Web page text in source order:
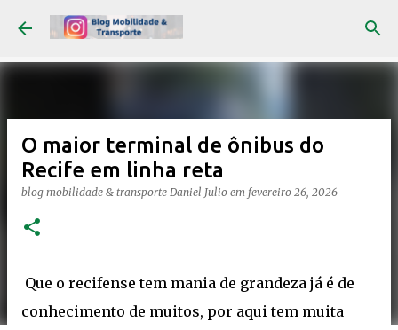
Pular para o conteúdo principal
O maior terminal de ônibus do
Recife em linha reta
blog mobilidade & transporte Daniel Julio em fevereiro 26, 2026
Que o recifense tem mania de grandeza já é de
conhecimento de muitos, por aqui tem muita